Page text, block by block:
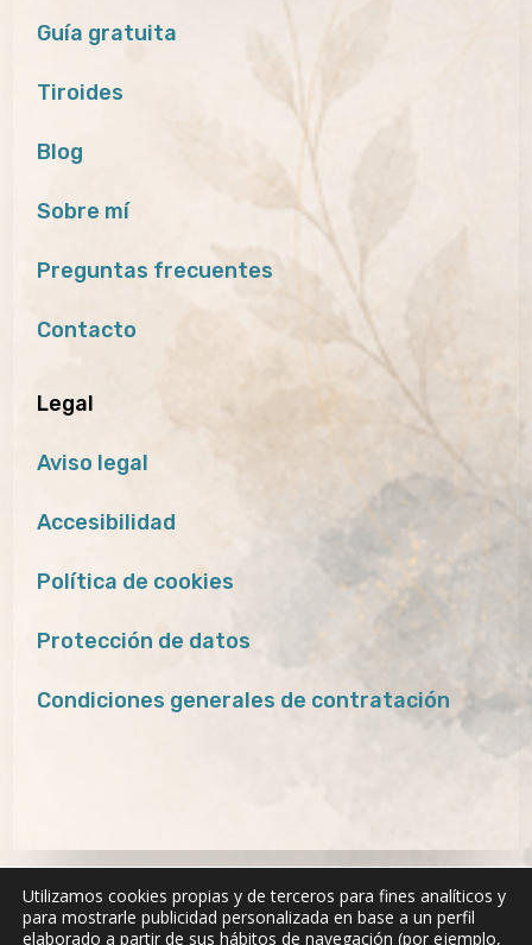
Guía gratuita
Tiroides
Blog
Sobre mí
Preguntas frecuentes
Contacto
Legal
Aviso legal
Accesibilidad
Política de cookies
Protección de datos
Condiciones generales de contratación
Utilizamos cookies propias y de terceros para fines analíticos y
para mostrarle publicidad personalizada en base a un perfil
elaborado a partir de sus hábitos de navegación (por ejemplo,